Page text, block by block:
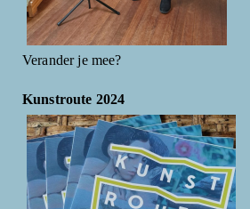
Verander je mee?
Kunstroute 2024